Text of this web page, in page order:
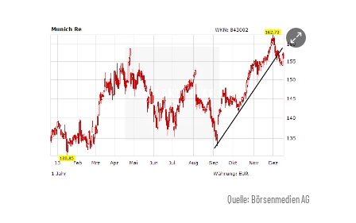
Quelle: Börsenmedien AG